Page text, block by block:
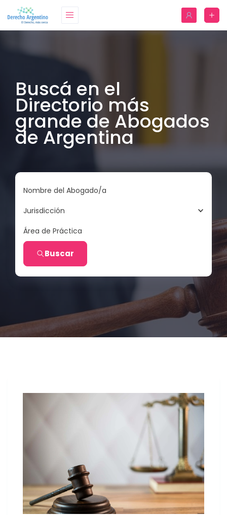
Buscá en el
Directorio más
grande de Abogados
de Argentina
Nombre del Abogado/a
Jurisdicción
Área de Práctica
Buscar